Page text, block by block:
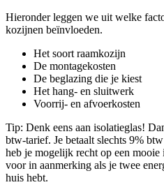
Hieronder leggen we uit welke
kozijnen beïnvloeden.
Het soort raamkozijn
De montagekosten
De beglazing die je kiest
Het hang- en sluitwerk
Voorrij- en afvoerkosten
Tip: Denk eens aan isolatieglas!
btw-tarief. Je betaalt slechts 9%
heb je mogelijk recht op een
voor in aanmerking als je twee
huis hebt.